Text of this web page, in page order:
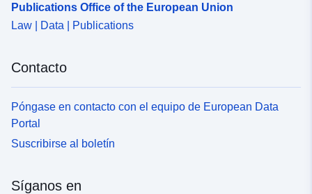
Publications Office of the European Union
Law | Data | Publications
Contacto
Póngase en contacto con el equipo de European Data
Portal
Suscribirse al boletín
Síganos en